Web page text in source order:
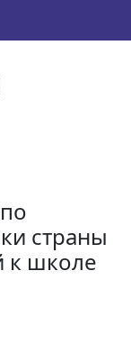
страны
к школе